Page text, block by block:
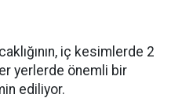
iç kesimlerde 2
yerlerde önemli bir
ediliyor.